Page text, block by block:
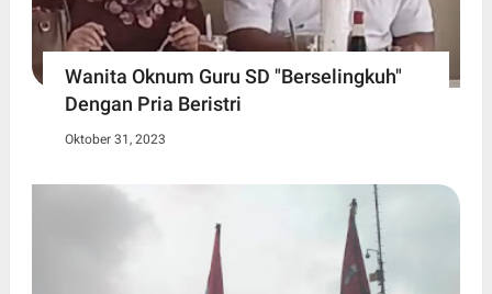
Wanita Oknum Guru SD "Berselingkuh"
Dengan Pria Beristri
Oktober 31, 2023